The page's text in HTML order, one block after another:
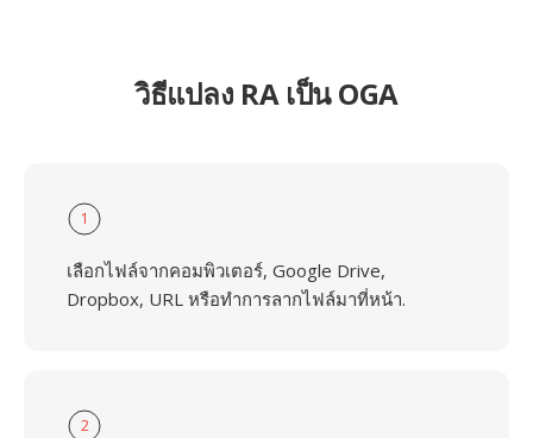
วิธีแปลง RA เป็น OGA
1
เลือกไฟล์จากคอมพิวเตอร์, Google Drive,
Dropbox, URL หรือทำการลากไฟล์มาที่หน้า.
2